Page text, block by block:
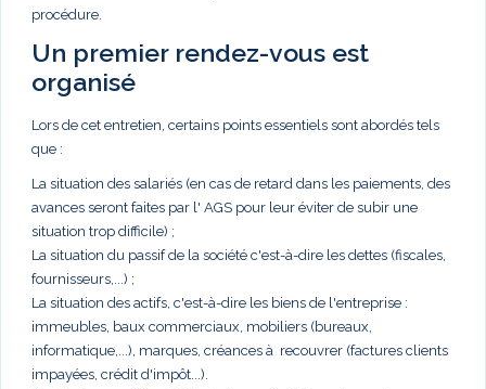
procédure.
Un premier rendez-vous est
organisé
Lors de cet entretien, certains points essentiels sont abordés tels
que :
La situation des salariés (en cas de retard dans les paiements, des
avances seront faites par l' AGS pour leur éviter de subir une
situation trop difficile) ;
La situation du passif de la société c'est-à-dire les dettes (fiscales,
fournisseurs,...) ;
La situation des actifs, c'est-à-dire les biens de l'entreprise :
immeubles, baux commerciaux, mobiliers (bureaux,
informatique,...), marques, créances à recouvrer (factures clients
impayées, crédit d'impôt...).